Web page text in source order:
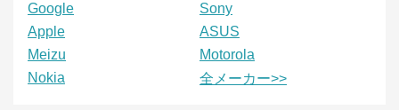
Google
Sony
Apple
ASUS
Meizu
Motorola
Nokia
全メーカー>>